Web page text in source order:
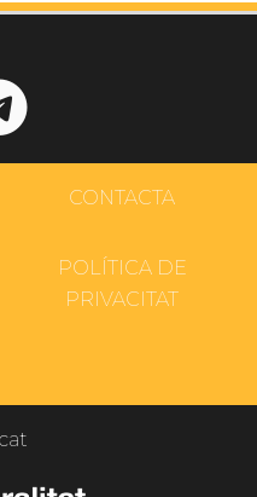
CONTACTA
POLÍTICA DE
PRIVACITAT